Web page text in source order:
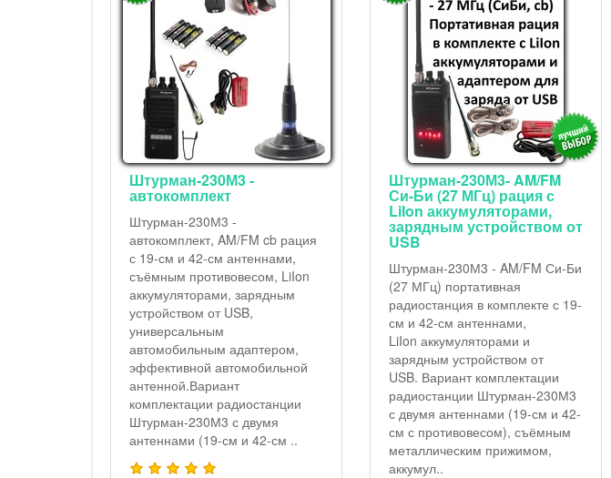
Штурман-230М3 -
автокомплект
Штурман-230М3 -
автокомплект, AM/FM cb рация
с 19-см и 42-см антеннами,
съёмным противовесом, LiIon
аккумуляторами, зарядным
устройством от USB,
универсальным
автомобильным адаптером,
эффективной автомобильной
антенной.Вариант
комплектации радиостанции
Штурман-230М3 с двумя
антеннами (19-см и 42-см ..
Штурман-230М3- AM/FM
Си-Би (27 МГц) рация с
LiIon аккумуляторами,
зарядным устройством от
USB
Штурман-230М3 - AM/FM Си-Би
(27 МГц) портативная
радиостанция в комплекте с 19-
см и 42-см антеннами,
LiIon аккумуляторами и
зарядным устройством от
USB. Вариант комплектации
радиостанции Штурман-230М3
с двумя антеннами (19-см и 42-
см с противовесом), съёмным
металлическим прижимом,
аккумул..